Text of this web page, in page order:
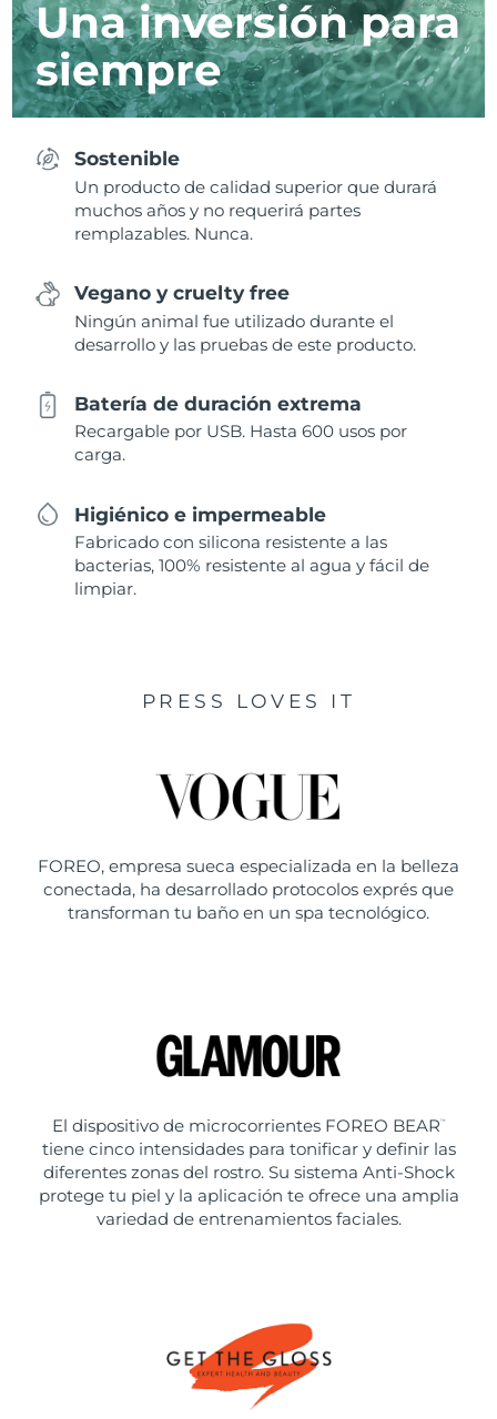
Una inversión para
siempre
Sostenible
Un producto de calidad superior que durará
muchos años y no requerirá partes
remplazables. Nunca.
Vegano y cruelty free
Ningún animal fue utilizado durante el
desarrollo y las pruebas de este producto.
Batería de duración extrema
Recargable por USB. Hasta 600 usos por
carga.
Higiénico e impermeable
Fabricado con silicona resistente a las
bacterias, 100% resistente al agua y fácil de
limpiar.
PRESS LOVES IT
FOREO, empresa sueca especializada en la belleza
conectada, ha desarrollado protocolos exprés que
transforman tu baño en un spa tecnológico.
El dispositivo de microcorrientes FOREO BEAR ™
tiene cinco intensidades para tonificar y definir las
diferentes zonas del rostro. Su sistema Anti-Shock
protege tu piel y la aplicación te ofrece una amplia
variedad de entrenamientos faciales.